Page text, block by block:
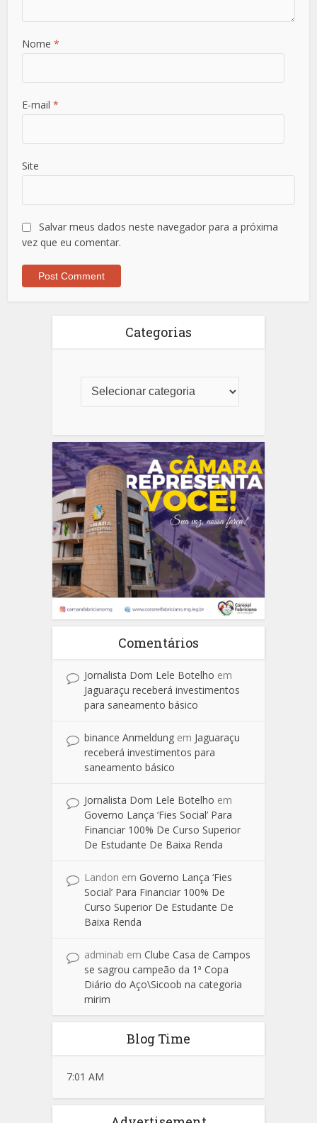
Nome*
E-mail*
Site
Salvar meus dados neste navegador para a próxima
vez que eu comentar.
Categorias
Comentários
Jornalista Dom Lele Botelho em
Jaguaraçu receberá investimentos
para saneamento básico
binance Anmeldung em Jaguaraçu
receberá investimentos para
saneamento básico
Jornalista Dom Lele Botelho em
Governo Lança ‘Fies Social’ Para
Financiar 100% De Curso Superior
De Estudante De Baixa Renda
Landon em Governo Lança ‘Fies
Social’ Para Financiar 100% De
Curso Superior De Estudante De
Baixa Renda
adminab em Clube Casa de Campos
se sagrou campeão da 1ª Copa
Diário do Aço\Sicoob na categoria
mirim
Blog Time
7:01 AM